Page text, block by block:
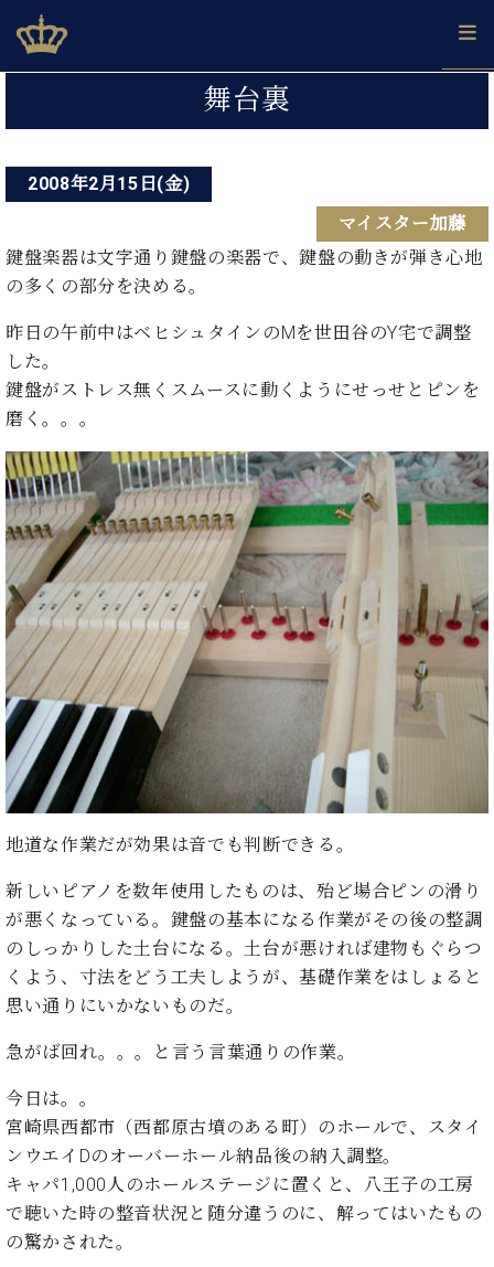
to
content
ベヒシュタインジャパン公式サイト
BECHSTEIN JAPAN Official Site
ベ
ヒ
ュ
タ
イ
コ
サ
C.
ベ
ヒ
シ
ュ
タ
イ
ン
レ
ジ
デ
ン
ス
C.
ヒ
シ
ュ
イ
ン
ン
ー
ト
/
C.
ベ
ヒ
示
ピ
ノ
技
術
ベ
シ
ュ
イ
ン
グ
ラ
ド
ピ
ア
ノ
を
作
る
こ
と
音
色
と
タ
ッ
チ
ベ
ヒ
シ
タ
イ
ン・
ジ
パ
の
取
り
ピ
ベ
ヒ
シ
ュ
タ
イ
ン
の
秘
密
ド
ツ
の
器
ベ
シ
ュ
イ
ン
ブ
ラ
ン
ド
ヒ
ス
ト
リ
ー
音
楽
家
の
声
ベ
ヒ
ュ
タ
ン
音
色
ベ
ヒ
シ
ニ
ス・
ベ
ン
ト
メ
マ
ガ
員
登
ご
案
店
舗
か
ら
の
お
知
ら
せ
(入
荷
情
報
等)
プ
レ
ス
リ
ー
ス
(お
ら
メ
デ
ィ
報)
正
規
ィ
ラ
ー・
取
扱
店
ベ
シ
ュ
イ
ン
で、
演
し
た
い！
び
た
い！
録
音
し
た
い！
と
い
う
方
は、
お
近
く
直
店
舗
ま
で
趣
味
か
ら
本
格
企
情
報
採
用
報
ベ
ヒ
ュ
タ
イ
ン・
サ
ロ
ン
会
員
ベ
ヒ
シ
ュ
タ
イ
ジ
ャ
パ
ブ
ロ
舞台裏
2008年2月15日(金)
マイスター加藤
鍵盤楽器は文字通り鍵盤の楽器で、鍵盤の動きが弾き心地
の多くの部分を決める。
昨日の午前中はベヒシュタインのMを世田谷のY宅で調整
した。
鍵盤がストレス無くスムースに動くようにせっせとピンを
磨く。。。
地道な作業だが効果は音でも判断できる。
新しいピアノを数年使用したものは、殆ど場合ピンの滑り
が悪くなっている。鍵盤の基本になる作業がその後の整調
のしっかりした土台になる。土台が悪ければ建物もぐらつ
くよう、寸法をどう工夫しようが、基礎作業をはしょると
思い通りにいかないものだ。
急がば回れ。。。と言う言葉通りの作業。
今日は。。
宮崎県西都市（西都原古墳のある町）のホールで、スタイ
ンウエイDのオーバーホール納品後の納入調整。
キャパ1,000人のホールステージに置くと、八王子の工房
で聴いた時の整音状況と随分違うのに、解ってはいたもの
の驚かされた。
稿
ナ
ビ
ー
ョ
ン